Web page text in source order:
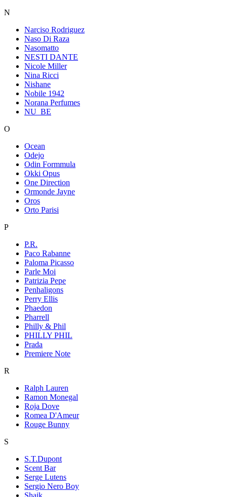
N
Narciso Rodriguez
Naso Di Raza
Nasomatto
NESTI DANTE
Nicole Miller
Nina Ricci
Nishane
Nobile 1942
Norana Perfumes
NU_BE
O
Ocean
Odejo
Odin Formmula
Okki Opus
One Direction
Ormonde Jayne
Oros
Orto Parisi
P
P.R.
Paco Rabanne
Paloma Picasso
Parle Moi
Patrizia Pepe
Penhaligons
Perry Ellis
Phaedon
Pharrell
Philly & Phil
PHILLY PHIL
Prada
Premiere Note
R
Ralph Lauren
Ramon Monegal
Roja Dove
Romea D'Ameur
Rouge Bunny
S
S.T.Dupont
Scent Bar
Serge Lutens
Sergio Nero Boy
Shaik